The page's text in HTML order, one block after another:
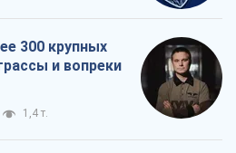
300 крупных
и вопреки
1,4 т.